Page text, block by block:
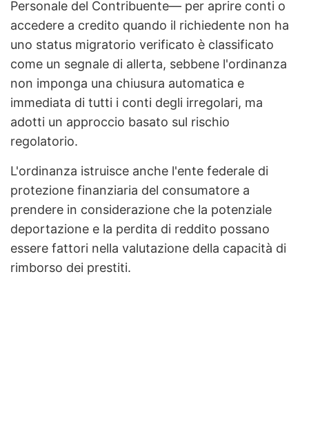
Personale del Contribuente— per aprire conti o
accedere a credito quando il richiedente non ha
uno status migratorio verificato è classificato
come un segnale di allerta, sebbene l'ordinanza
non imponga una chiusura automatica e
immediata di tutti i conti degli irregolari, ma
adotti un approccio basato sul rischio
regolatorio.
L'ordinanza istruisce anche l'ente federale di
protezione finanziaria del consumatore a
prendere in considerazione che la potenziale
deportazione e la perdita di reddito possano
essere fattori nella valutazione della capacità di
rimborso dei prestiti.